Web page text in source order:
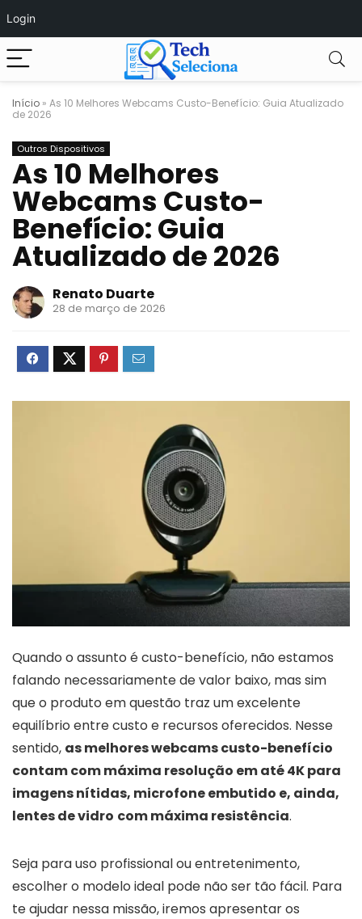
Login
Início » As 10 Melhores Webcams Custo-Benefício: Guia Atualizado
de 2026
Outros Dispositivos
As 10 Melhores
Webcams Custo-
Benefício: Guia
Atualizado de 2026
Renato Duarte
28 de março de 2026
Quando o assunto é custo-benefício, não estamos
falando necessariamente de valor baixo, mas sim
que o produto em questão traz um excelente
equilíbrio entre custo e recursos oferecidos. Nesse
sentido, as melhores webcams custo-benefício
contam com máxima resolução em até 4K para
imagens nítidas, microfone embutido e, ainda,
lentes de vidro com máxima resistência.
Seja para uso profissional ou entretenimento,
escolher o modelo ideal pode não ser tão fácil. Para
te ajudar nessa missão, iremos apresentar os